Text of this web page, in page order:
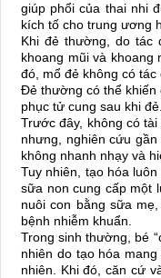
giúp phổi của thai nhi
kích tố cho trung ương
Khi đẻ thường, do tác
khoang mũi và khoang
đó, mổ đẻ không có tác
Đẻ thường có thể khiến
phục tử cung sau khi đẻ.
Trước đây, không có
nhưng, nghiên cứu
không nhanh nhạy và
Tuy nhiên, tạo hóa
sữa non cung cấp một
nuôi con bằng sữa
bệnh nhiễm khuẩn.
Trong sinh thường, bé
nhiên do tạo hóa
nhiên. Khi đó, căn cứ